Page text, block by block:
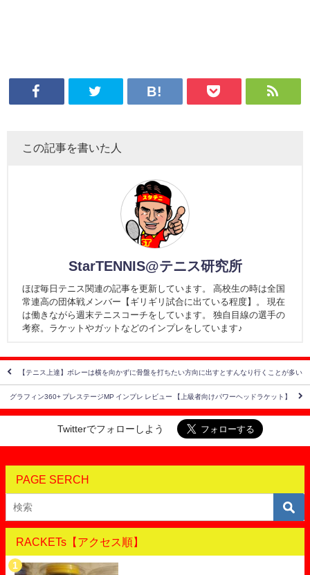
この記事を書いた人
StarTENNIS@テニス研究所
ほぼ毎日テニス関連の記事を更新しています。 高校生の時は全国
常連高の団体戦メンバー【ギリギリ試合に出ている程度】。 現在
は働きながら週末テニスコーチをしています。 独自目線の選手の
考察。ラケットやガットなどのインプレをしています♪
【テニス上達】ボレーは横を向かずに骨盤を打ちたい方向に出すとすんなり行くことが多い
グラフィン360+ プレステージMP インプレ レビュー 【上級者向けパワーヘッドラケット】
Twitterでフォローしよう
PAGE SERCH
RACKETs【アクセス順】